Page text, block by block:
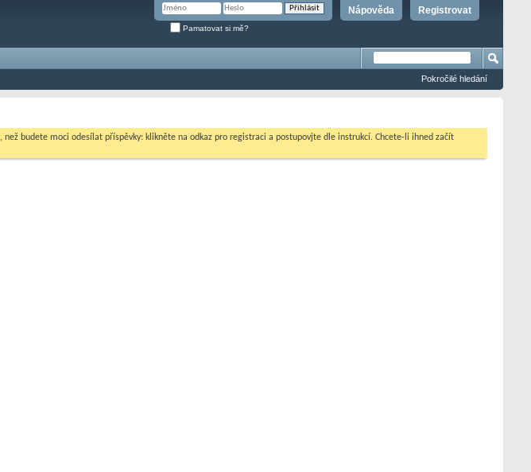
Registrovat
Nápověda
Pamatovat si mě?
Pokročilé hledání
, než budete moci odesílat příspěvky: klikněte na odkaz pro registraci a postupovjte dle instrukcí. Chcete-li ihned začít